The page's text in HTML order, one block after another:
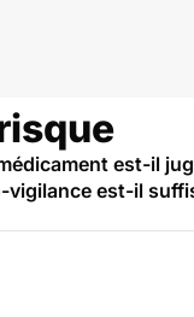
est-il
est-il